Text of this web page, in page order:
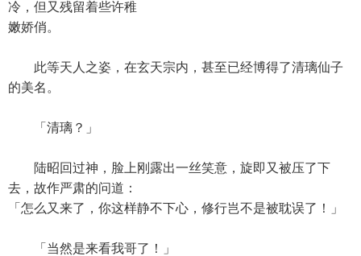
冷，但又残留着些许稚
嫩娇俏。
此等天人之姿，在玄天宗内，甚至已经博得了清璃仙子
的美名。
「清璃？」
陆昭回过神，脸上刚露出一丝笑意，旋即又被压了下
去，故作严肃的问道：
「怎么又来了，你这样静不下心，修行岂不是被耽误了！」
「当然是来看我哥了！」